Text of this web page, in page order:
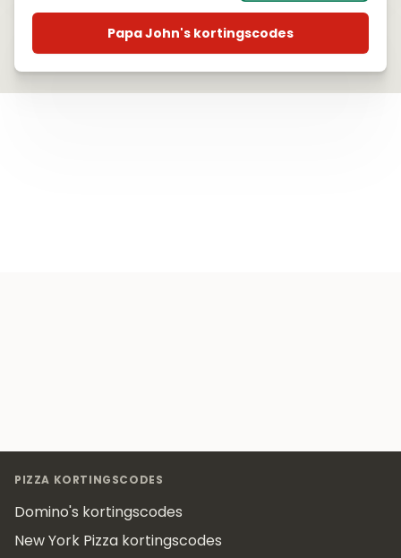
Papa John's kortingscodes
PIZZA KORTINGSCODES
Domino's kortingscodes
New York Pizza kortingscodes